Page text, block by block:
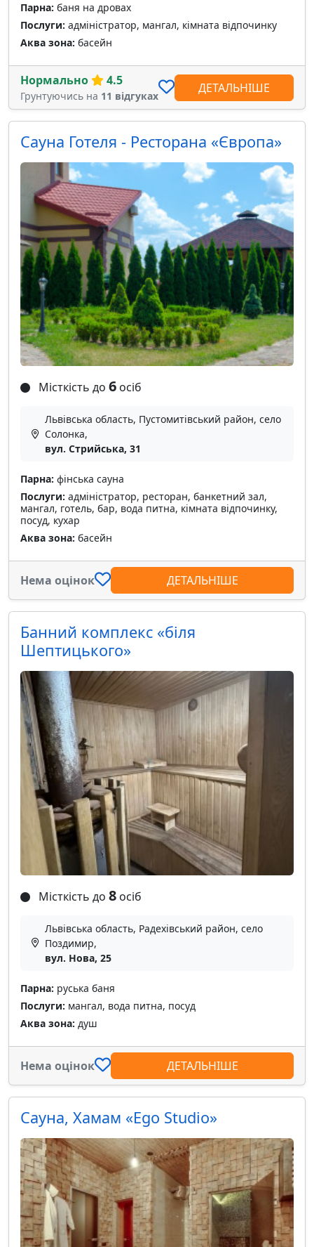
Парна: баня на дровах
Послуги: адміністратор, мангал, кімната відпочинку
Аква зона: басейн
Нормально 4.5
Грунтуючись на 11 відгуках
ДЕТАЛЬНІШЕ
Сауна Готеля - Ресторана «Європа»
Місткість до 6 осіб
Львівська область, Пустомитівський район, село
Солонка,
вул. Стрийська, 31
Парна: фінська сауна
Послуги: адміністратор, ресторан, банкетний зал,
мангал, готель, бар, вода питна, кімната відпочинку,
посуд, кухар
Аква зона: басейн
Нема оцінок ДЕТАЛЬНІШЕ
Банний комплекс «біля
Шептицького»
Місткість до 8 осіб
Львівська область, Радехівський район, село
Поздимир,
вул. Нова, 25
Парна: руська баня
Послуги: мангал, вода питна, посуд
Аква зона: душ
Нема оцінок ДЕТАЛЬНІШЕ
Сауна, Хамам «Ego Studio»